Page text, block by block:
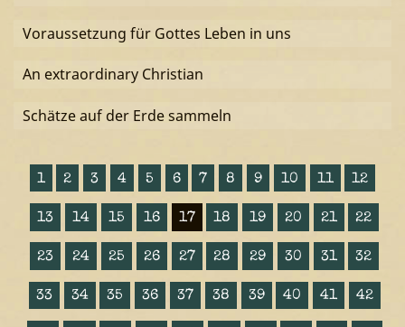
Voraussetzung für Gottes Leben in uns
An extraordinary Christian
Schätze auf der Erde sammeln
1 2 3 4 5 6 7 8 9 10 11 12
13 14 15 16 17 18 19 20 21 22
23 24 25 26 27 28 29 30 31 32
33 34 35 36 37 38 39 40 41 42